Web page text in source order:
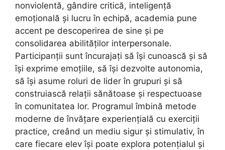
nonviolentă, gândire critică, inteligență
emoțională și lucru în echipă, academia pune
accent pe descoperirea de sine și pe
consolidarea abilităților interpersonale.
Participanții sunt încurajați să își cunoască și să
își exprime emoțiile, să își dezvolte autonomia,
să își asume roluri de lider în grupuri și să
construiască relații sănătoase și respectuoase
în comunitatea lor. Programul îmbină metode
moderne de învățare experiențială cu exerciții
practice, creând un mediu sigur și stimulativ, în
care fiecare elev își poate explora potențialul și